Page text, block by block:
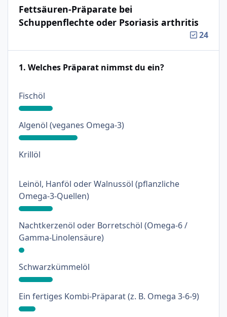
Fettsäuren-Präparate bei
Schuppenflechte oder Psoriasis arthritis
24
1. Welches Präparat nimmst du ein?
Fischöl: 18%
Algenöl (veganes Omega-3): 31%
Krillöl: 0%
Leinöl, Hanföl oder Walnussöl (pflanzliche
Omega-3-Quellen): 18%
Nachtkerzenöl oder Borretschöl (Omega-6 /
Gamma-Linolensäure): 3%
Schwarzkümmelöl: 18%
Ein fertiges Kombi-Präparat (z. B. Omega 3-6-9): 9%